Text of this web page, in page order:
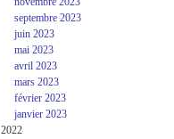
septembre 2023
juin 2023
mai 2023
avril 2023
mars 2023
février 2023
janvier 2023
2022